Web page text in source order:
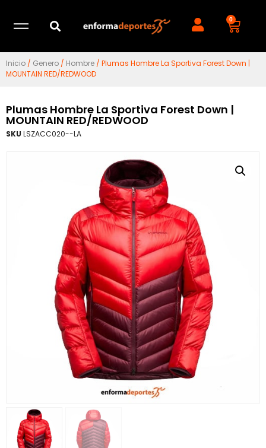
0
Inicio / Genero / Hombre / Plumas Hombre La Sportiva Forest Down |
MOUNTAIN RED/REDWOOD
Plumas Hombre La Sportiva Forest Down |
MOUNTAIN RED/REDWOOD
SKU LSZACC020--LA